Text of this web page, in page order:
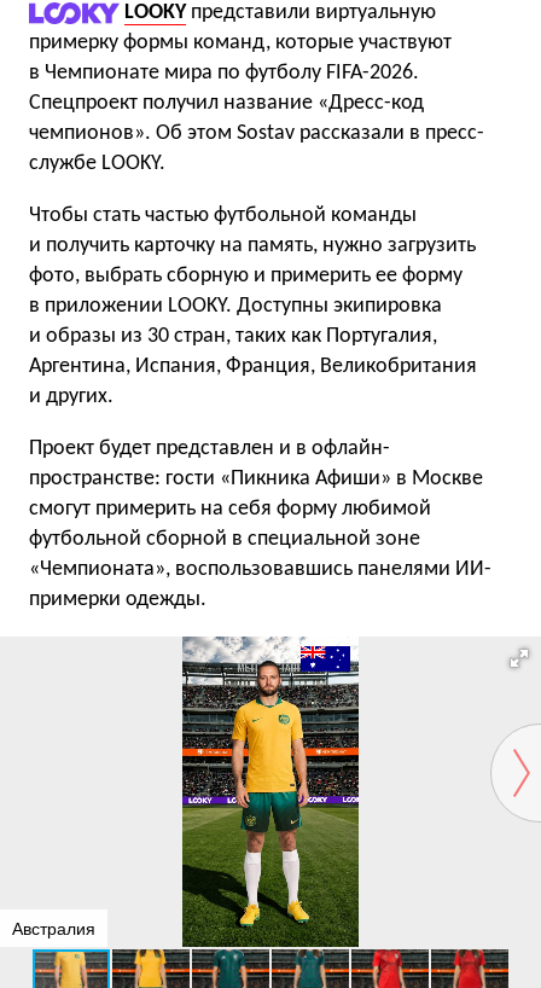
LOOKY представили виртуальную
примерку формы команд, которые участвуют
в Чемпионате мира по футболу FIFA-2026.
Спецпроект получил название «Дресс-код
чемпионов». Об этом Sostav рассказали в пресс-
службе LOOKY.
Чтобы стать частью футбольной команды
и получить карточку на память, нужно загрузить
фото, выбрать сборную и примерить ее форму
в приложении LOOKY. Доступны экипировка
и образы из 30 стран, таких как Португалия,
Аргентина, Испания, Франция, Великобритания
и других.
Проект будет представлен и в офлайн-
пространстве: гости «Пикника Афиши» в Москве
смогут примерить на себя форму любимой
футбольной сборной в специальной зоне
«Чемпионата», воспользовавшись панелями ИИ-
примерки одежды.
Австралия